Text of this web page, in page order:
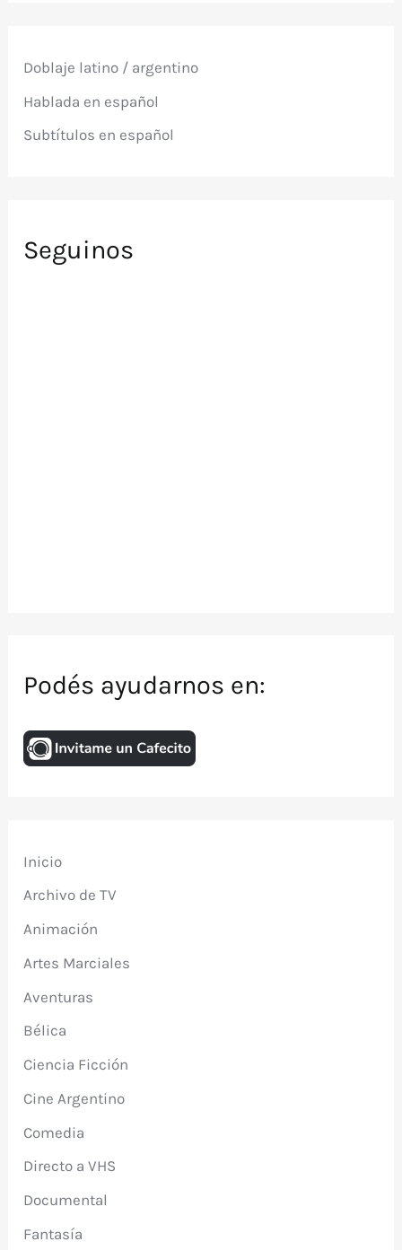
o
:
Doblaje latino / argentino
Hablada en español
Subtítulos en español
Seguinos
Podés ayudarnos en:
Inicio
Archivo de TV
Animación
Artes Marciales
Aventuras
Bélica
Ciencia Ficción
Cine Argentino
Comedia
Directo a VHS
Documental
Fantasía